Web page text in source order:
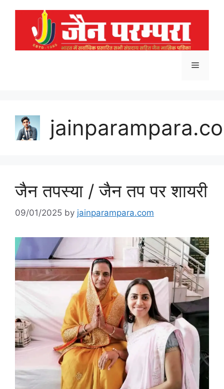
Menu
जैन तपस्या / जैन तप पर शायरी
09/01/2025 by jainparampara.com